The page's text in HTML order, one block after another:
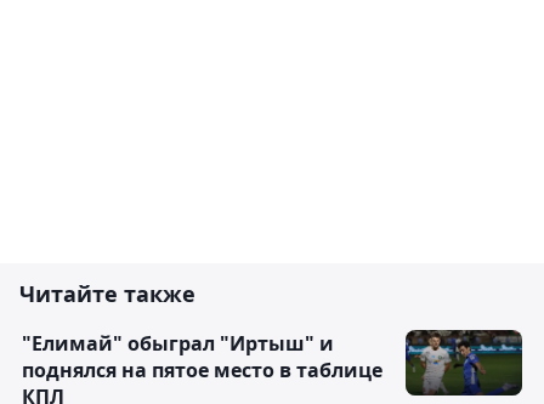
Читайте также
"Елимай" обыграл "Иртыш" и
поднялся на пятое место в таблице
КПЛ